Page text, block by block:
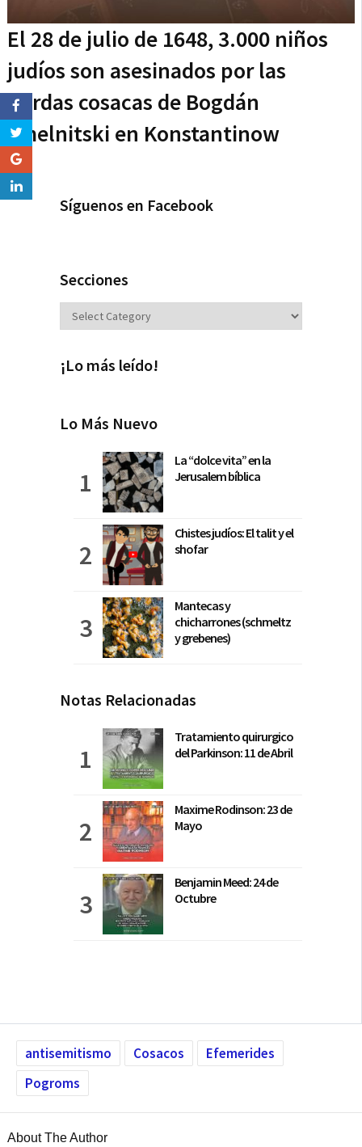
El 28 de julio de 1648, 3.000 niños
judíos son asesinados por las
hordas cosacas de Bogdán
Jmelnitski en Konstantinow
Síguenos en Facebook
Secciones
Secciones
¡Lo más leído!
Lo Más Nuevo
La “dolce vita” en la
Jerusalem bíblica
Chistes judíos: El talit y el
shofar
Mantecas y
chicharrones (schmeltz
y grebenes)
Notas Relacionadas
Tratamiento quirurgico
del Parkinson: 11 de Abril
Maxime Rodinson: 23 de
Mayo
Benjamin Meed: 24 de
Octubre
antisemitismo Cosacos
Efemerides
Pogroms
About The Author